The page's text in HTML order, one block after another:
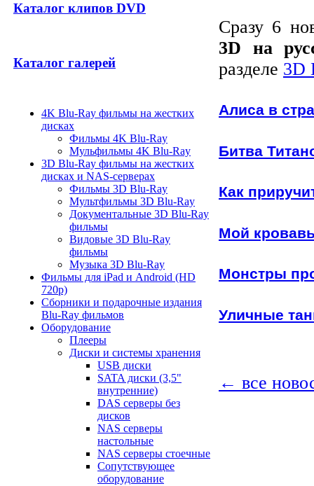
Каталог клипов DVD
Каталог галерей
4K Blu-Ray фильмы на жестких
дисках
Фильмы 4K Blu-Ray
Мульфильмы 4K Blu-Ray
3D Blu-Ray фильмы на жестких
дисках и NAS-серверах
Фильмы 3D Blu-Ray
Мультфильмы 3D Blu-Ray
Документальные 3D Blu-Ray
фильмы
Видовые 3D Blu-Ray
фильмы
Музыка 3D Blu-Ray
Фильмы для iPad и Android (HD
720p)
Сборники и подарочные издания
Blu-Ray фильмов
Оборудование
Плееры
Диски и системы хранения
USB диски
SATA диски (3,5"
внутренние)
DAS серверы без
дисков
NAS серверы
настольные
NAS серверы стоечные
Сопутствующее
оборудование
Сразу 6
3D на
разделе 3D
Алиса в
Битва
Как
Мой
Монстры
Уличные
← все